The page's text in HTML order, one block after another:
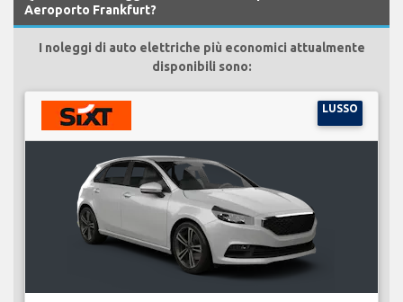
Aeroporto Frankfurt?
I noleggi di auto elettriche più economici attualmente
disponibili sono:
LUSSO